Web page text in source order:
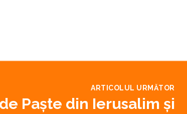
ARTICOLUL URMĂTOR
Paşte din Ierusalim şi